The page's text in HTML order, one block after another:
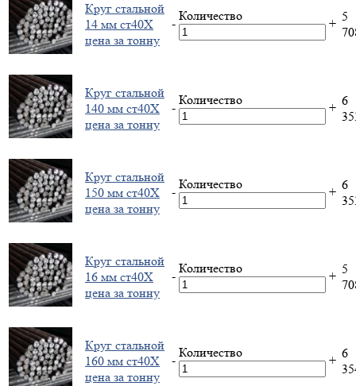
Круг стальной
14 мм ст40Х
цена за тонну
-
Количество
+ 5
Круг стальной
140 мм ст40Х
цена за тонну
-
Количество
+ 6
Круг стальной
150 мм ст40Х
цена за тонну
-
Количество
+ 6
Круг стальной
16 мм ст40Х
цена за тонну
-
Количество
+ 5
Круг стальной
160 мм ст40Х
цена за тонну
-
Количество
+ 6